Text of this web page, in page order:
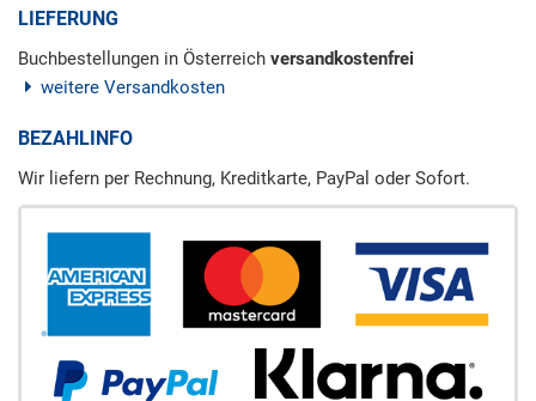
LIEFERUNG
Buchbestellungen in Österreich versandkostenfrei
weitere Versandkosten
BEZAHLINFO
Wir liefern per Rechnung, Kreditkarte, PayPal oder Sofort.